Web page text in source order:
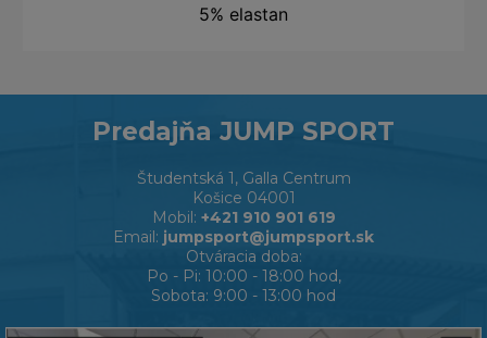
5% elastan
Predajňa JUMP SPORT
Študentská 1, Galla Centrum
Košice 04001
Mobil: +421 910 901 619
Email: jumpsport@jumpsport.sk
Otváracia doba:
Po - Pi: 10:00 - 18:00 hod,
Sobota: 9:00 - 13:00 hod